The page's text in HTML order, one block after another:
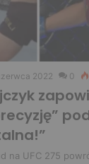
2022 0
na UFC 275